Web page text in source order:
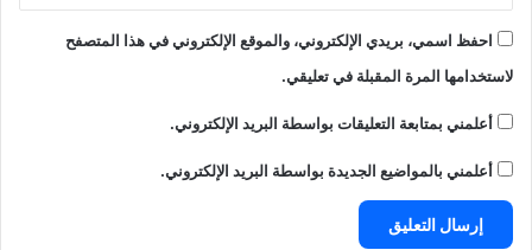
احفظ اسمي، بريدي الإلكتروني، والموقع الإلكتروني في هذا المتصفح
لاستخدامها المرة المقبلة في تعليقي.
أعلمني بمتابعة التعليقات بواسطة البريد الإلكتروني.
أعلمني بالمواضيع الجديدة بواسطة البريد الإلكتروني.